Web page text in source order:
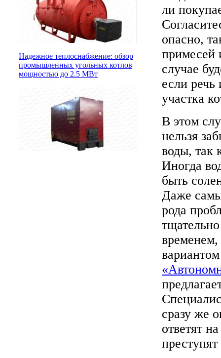
Надежное теплоснабжение: обзор
промышленных угольных котлов
мощностью до 2.5 МВт
ли
опасно,
примесей
случае
если речь
участка
В этом
нельзя
воды, так
Иногда
быть
Даже
рода
временем,
сразу же
ответят